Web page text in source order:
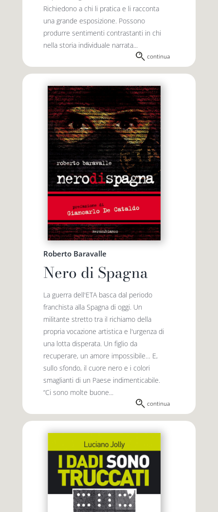
Richiedono a chi li pratica e li racconta
una grande esposizione. Possono
produrre sentimenti contrastanti in chi
nella storia individuale narrata...
continua
Roberto Baravalle
Nero di Spagna
La guerra dell'ETA basca dal periodo
franchista alla Spagna di oggi. Un
militante stretto tra il richiamo della
propria vocazione artistica e l'urgenza di
una lotta disperata. Un figlio da
recuperare, un amore impossibile… E,
sullo sfondo, il cuore nero e i colori
smaglianti di un Paese indimenticabile.
“Ci sono molte buone...
continua